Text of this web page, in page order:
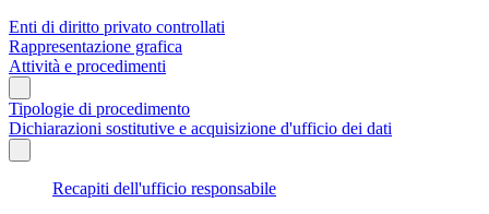
Enti di diritto privato controllati
Rappresentazione grafica
Attività e procedimenti
Tipologie di procedimento
Dichiarazioni sostitutive e acquisizione d'ufficio dei dati
Recapiti dell'ufficio responsabile